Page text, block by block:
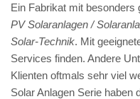
Ein Fabrikat mit besonders
PV Solaranlagen /
Solar-Technik. Mit
Services finden. Andere
Klienten oftmals sehr viel
Solar Anlagen Serie haben